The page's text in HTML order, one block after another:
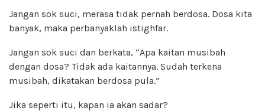
Jangan sok suci, merasa tidak pernah berdosa. Dosa kita
banyak, maka perbanyaklah istighfar.
Jangan sok suci dan berkata, “Apa kaitan musibah
dengan dosa? Tidak ada kaitannya. Sudah terkena
musibah, dikatakan berdosa pula.”
Jika seperti itu, kapan ia akan sadar?